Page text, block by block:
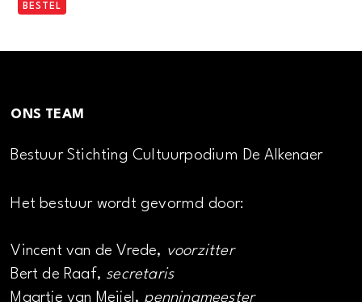
BESTEL
ONS TEAM
Bestuur Stichting Cultuurpodium De Alkenaer
Het bestuur wordt gevormd door:
Vincent van de Vrede, voorzitter
Bert de Raaf, secretaris
Maartje van Meijel, penningmeester